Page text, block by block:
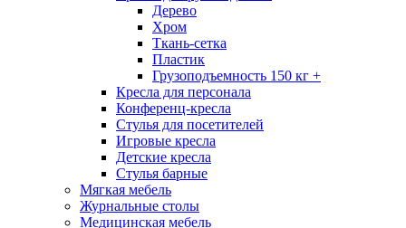
Дерево
Хром
Ткань-сетка
Пластик
Грузоподъемность 150 кг +
Кресла для персонала
Конференц-кресла
Стулья для посетителей
Игровые кресла
Детские кресла
Стулья барные
Мягкая мебель
Журнальные столы
Медицинская мебель